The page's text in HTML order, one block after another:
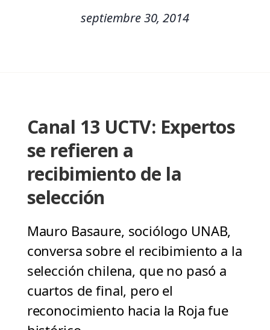
septiembre 30, 2014
Canal 13 UCTV: Expertos
se refieren a
recibimiento de la
selección
Mauro Basaure, sociólogo UNAB,
conversa sobre el recibimiento a la
selección chilena, que no pasó a
cuartos de final, pero el
reconocimiento hacia la Roja fue